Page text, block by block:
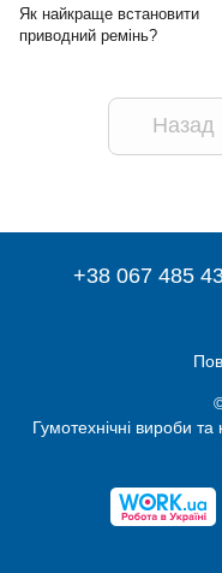
Як найкраще встановити
приводний ремінь?
Назад
+38 067 485
Гумотехнічні вироби та